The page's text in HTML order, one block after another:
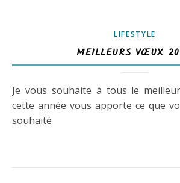
LIFESTYLE
MEILLEURS VŒUX
Je vous souhaite à tous le meilleur pour 2014 Que
cette année vous apporte ce que
souhaité